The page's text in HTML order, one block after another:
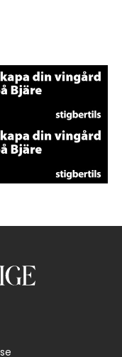
för viner med
för viner med